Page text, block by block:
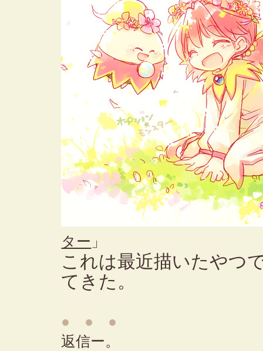
ター 」
これは最近描いたやつ
てきた。
● ● ●
返信ー。